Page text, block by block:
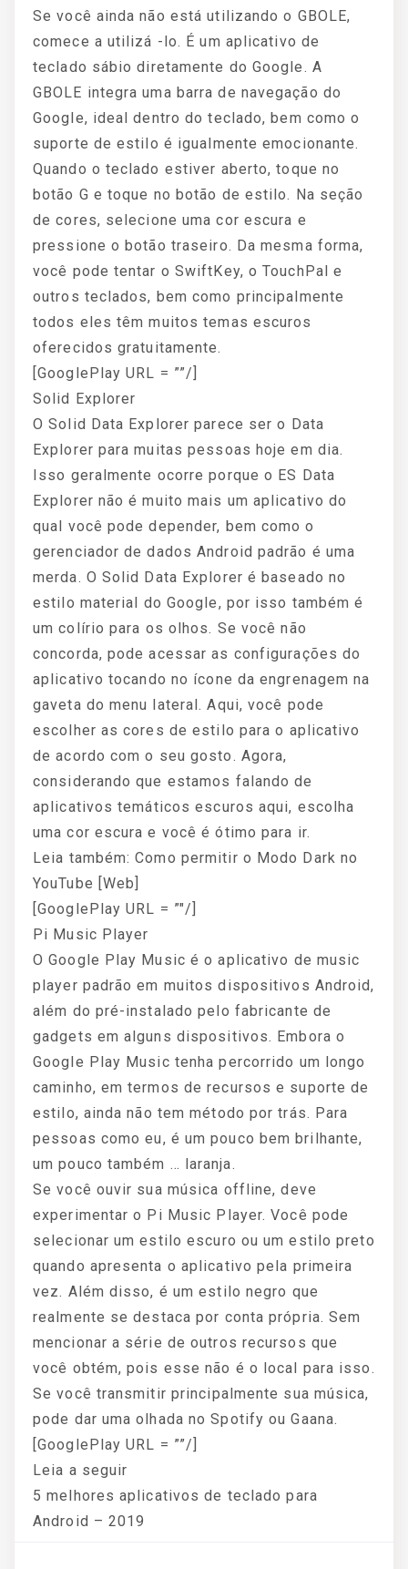
Se você ainda não está utilizando o GBOLE,
comece a utilizá -lo. É um aplicativo de
teclado sábio diretamente do Google. A
GBOLE integra uma barra de navegação do
Google, ideal dentro do teclado, bem como o
suporte de estilo é igualmente emocionante.
Quando o teclado estiver aberto, toque no
botão G e toque no botão de estilo. Na seção
de cores, selecione uma cor escura e
pressione o botão traseiro. Da mesma forma,
você pode tentar o SwiftKey, o TouchPal e
outros teclados, bem como principalmente
todos eles têm muitos temas escuros
oferecidos gratuitamente.
[GooglePlay URL = ””/]
Solid Explorer
O Solid Data Explorer parece ser o Data
Explorer para muitas pessoas hoje em dia.
Isso geralmente ocorre porque o ES Data
Explorer não é muito mais um aplicativo do
qual você pode depender, bem como o
gerenciador de dados Android padrão é uma
merda. O Solid Data Explorer é baseado no
estilo material do Google, por isso também é
um colírio para os olhos. Se você não
concorda, pode acessar as configurações do
aplicativo tocando no ícone da engrenagem na
gaveta do menu lateral. Aqui, você pode
escolher as cores de estilo para o aplicativo
de acordo com o seu gosto. Agora,
considerando que estamos falando de
aplicativos temáticos escuros aqui, escolha
uma cor escura e você é ótimo para ir.
Leia também: Como permitir o Modo Dark no
YouTube [Web]
[GooglePlay URL = ”″/]
Pi Music Player
O Google Play Music é o aplicativo de music
player padrão em muitos dispositivos Android,
além do pré-instalado pelo fabricante de
gadgets em alguns dispositivos. Embora o
Google Play Music tenha percorrido um longo
caminho, em termos de recursos e suporte de
estilo, ainda não tem método por trás. Para
pessoas como eu, é um pouco bem brilhante,
um pouco também … laranja.
Se você ouvir sua música offline, deve
experimentar o Pi Music Player. Você pode
selecionar um estilo escuro ou um estilo preto
quando apresenta o aplicativo pela primeira
vez. Além disso, é um estilo negro que
realmente se destaca por conta própria. Sem
mencionar a série de outros recursos que
você obtém, pois esse não é o local para isso.
Se você transmitir principalmente sua música,
pode dar uma olhada no Spotify ou Gaana.
[GooglePlay URL = ””/]
Leia a seguir
5 melhores aplicativos de teclado para
Android – 2019